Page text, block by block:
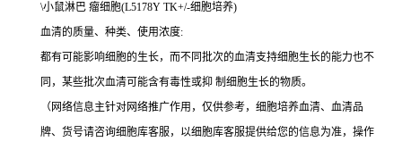
\小鼠淋巴 瘤细胞(L5178Y TK+/-细胞培养)
血清的质量、种类、使用浓度:
都有可能影响细胞的生长，而不同批次的血清支持细胞生长的能力也不
同，某些批次血清可能含有毒性或抑 制细胞生长的物质。
（网络信息主针对网络推广作用，仅供参考，细胞培养血清、血清品
牌、货号请咨询细胞库客服，以细胞库客服提供给您的信息为准，操作